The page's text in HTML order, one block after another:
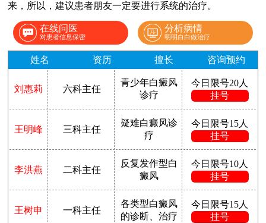
来，所以，建议患者朋友一定要进行系统的治疗。
在线问医
对患者信息保密
分析病情
明明白白做治疗
姓名 资历 擅长 咨询预约
刘惠莉 六科主任
青少年白癜风
诊疗
今日限号20人
挂号
王明峰 三科主任
疑难白癜风诊
疗
今日限号15人
挂号
李洪燕 二科主任
反复发作型白
癜风
今日限号10人
挂号
王树申 一科主任
各类型白癜风
的诊断、治疗
今日限号15人
挂号